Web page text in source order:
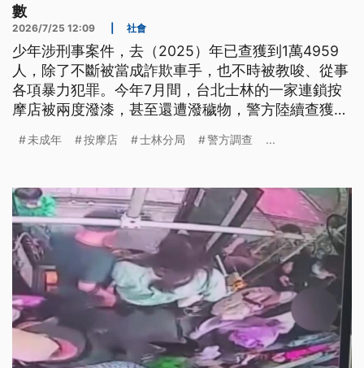
數
2026/7/25 12:09 社會
少年涉刑事案件，去（2025）年已查獲到1萬4959
人，除了不斷被當成詐欺車手，也不時被教唆、從事
各項暴力犯罪。今年7月間，台北士林的一家連鎖按
摩店被兩度潑漆，甚至還遭潑穢物，警方陸續查獲8
被教唆到第一線犯案。
未成年 按摩店 士林分局 警方調查 ...